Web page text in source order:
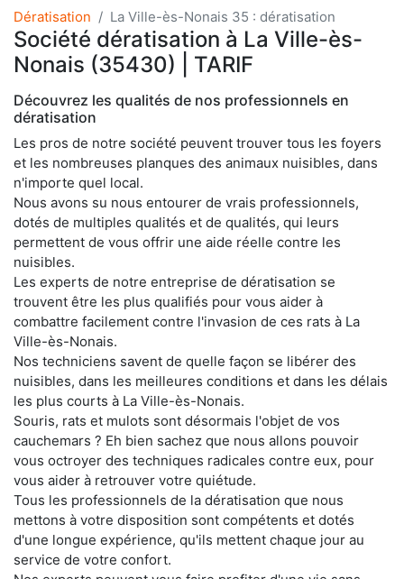
Dératisation La Ville-ès-Nonais 35 : dératisation
Société dératisation à La Ville-ès-
Nonais (35430) | TARIF
Découvrez les qualités de nos professionnels en
dératisation
Les pros de notre société peuvent trouver tous les foyers
et les nombreuses planques des animaux nuisibles, dans
n'importe quel local.
Nous avons su nous entourer de vrais professionnels,
dotés de multiples qualités et de qualités, qui leurs
permettent de vous offrir une aide réelle contre les
nuisibles.
Les experts de notre entreprise de dératisation se
trouvent être les plus qualifiés pour vous aider à
combattre facilement contre l'invasion de ces rats à La
Ville-ès-Nonais.
Nos techniciens savent de quelle façon se libérer des
nuisibles, dans les meilleures conditions et dans les délais
les plus courts à La Ville-ès-Nonais.
Souris, rats et mulots sont désormais l'objet de vos
cauchemars ? Eh bien sachez que nous allons pouvoir
vous octroyer des techniques radicales contre eux, pour
vous aider à retrouver votre quiétude.
Tous les professionnels de la dératisation que nous
mettons à votre disposition sont compétents et dotés
d'une longue expérience, qu'ils mettent chaque jour au
service de votre confort.